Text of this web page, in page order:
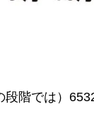
階では）